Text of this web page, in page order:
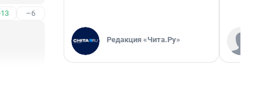
–6
Редакция «Чита.Ру»